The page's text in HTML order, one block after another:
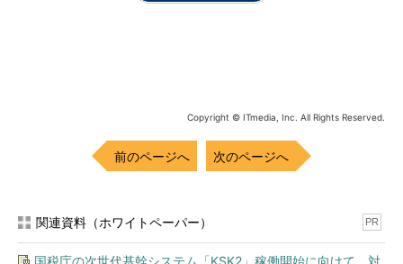
反目するか？ 外に目を向けるか？
競争相手はライバルであると同時に協力者
Copyright © ITmedia, Inc. All Rights Reserved.
前のページへ 次のページへ
関連資料（ホワイトペーパー） PR
国税庁の次世代基幹システム「KSK2」稼働開始に向けて、対